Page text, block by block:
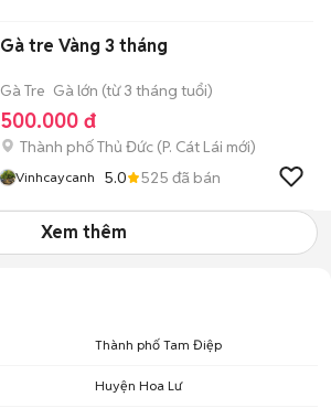
Gà tre Vàng 3 tháng
Gà Tre Gà lớn (từ 3 tháng tuổi)
500.000 đ
Thành phố Thủ Đức (P. Cát Lái mới)
Vinhcaycanh 5.0 525 đã bán
Xem thêm
Thành phố Tam Điệp
Huyện Hoa Lư